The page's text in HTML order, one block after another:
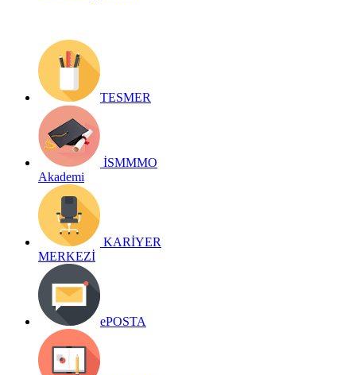
TESMER
İSMMMO
Akademi
KARİYER
MERKEZİ
ePOSTA